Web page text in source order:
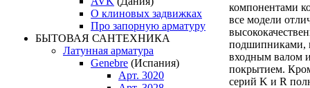
О клиновых задвижках
Про запорную арматуру
БЫТОВАЯ САНТЕХНИКА
Латунная арматура
Genebre (Испания)
Арт. 3020
компонентами
все модели
подшипниками,
входным валом
покрытием.
серий K и R